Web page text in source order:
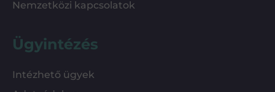
Nemzetközi kapcsolatok
Ügyintézés
Intézhető ügyek